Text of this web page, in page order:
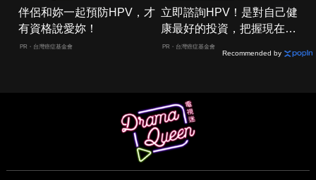
伴侶和妳一起預防HPV，才
有資格說愛妳！
PR・台灣癌症基金會
立即諮詢HPV！是對自己健
康最好的投資，把握現在不
嫌晚！
PR・台灣癌症基金會
Recommended by